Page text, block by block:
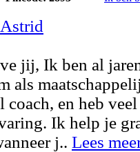
jij, Ik ben al
als
coach, en heb veel
Ik help je
j.. Lees